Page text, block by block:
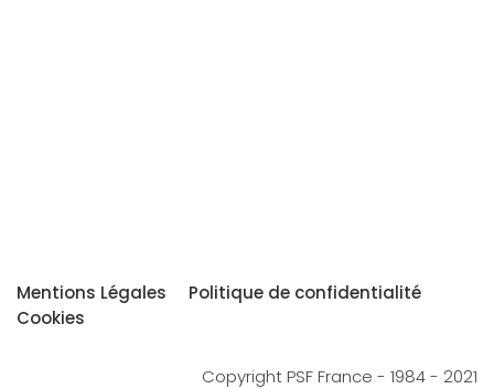
Mentions Légales
Politique de confidentialité
Cookies
Copyright PSF France - 1984 - 2021